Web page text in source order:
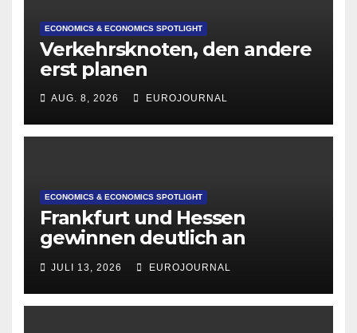
ECONOMICS & ECONOMICS SPOTLIGHT
Verkehrsknoten, den andere
erst planen
AUG. 8, 2026 EUROJOURNAL
ECONOMICS & ECONOMICS SPOTLIGHT
Frankfurt und Hessen
gewinnen deutlich an
Attraktivität für Startup-
Gründungen
JULI 13, 2026 EUROJOURNAL